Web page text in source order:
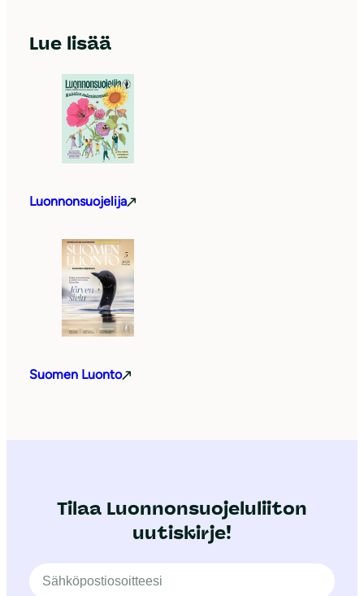
Lue lisää
Luonnonsuojelija
Suomen Luonto
Tilaa Luonnonsuojeluliiton
uutiskirje!